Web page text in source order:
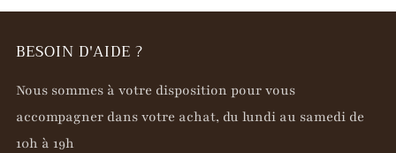
BESOIN D'AIDE ?
Nous sommes à votre disposition pour vous
accompagner dans votre achat, du lundi au samedi de
10h à 19h